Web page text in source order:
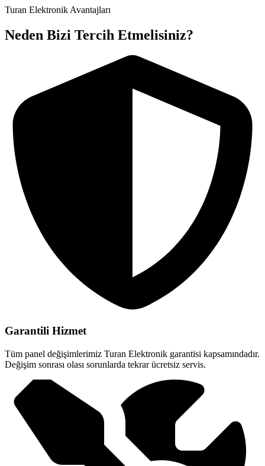
Turan Elektronik Avantajları
Neden Bizi Tercih Etmelisiniz?
Garantili Hizmet
Tüm panel değişimlerimiz Turan Elektronik garantisi kapsamındadır.
Değişim sonrası olası sorunlarda tekrar ücretsiz servis.